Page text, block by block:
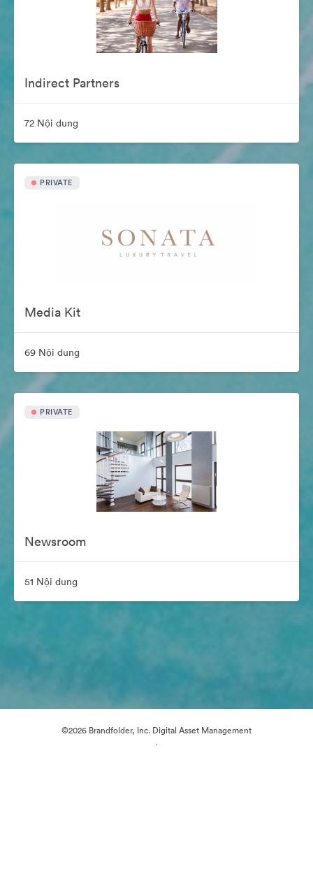
Indirect Partners
72 Nội dung
PRIVATE
Media Kit
69 Nội dung
PRIVATE
Newsroom
51 Nội dung
©2026 Brandfolder, Inc. Digital Asset Management
·